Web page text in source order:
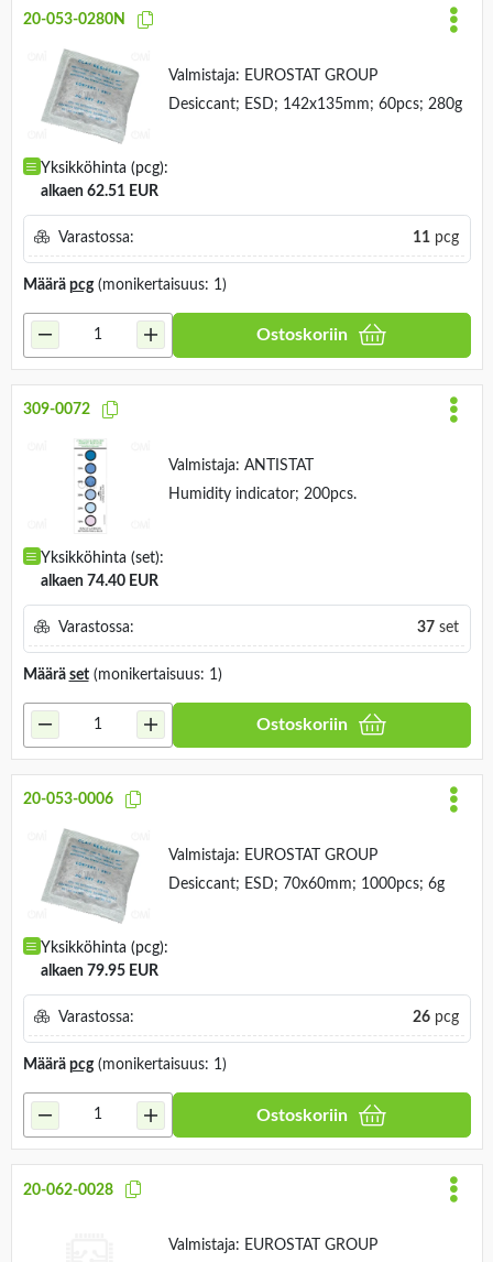
20-053-0280N
Valmistaja: EUROSTAT GROUP
Desiccant; ESD; 142x135mm; 60pcs; 280g
Yksikköhinta (pcg):
alkaen 62.51 EUR
Varastossa: 11pcg
Määrä pcg(monikertaisuus: 1)
Ostoskoriin
309-0072
Valmistaja: ANTISTAT
Humidity indicator; 200pcs.
Yksikköhinta (set):
alkaen 74.40 EUR
Varastossa: 37set
Määrä set(monikertaisuus: 1)
Ostoskoriin
20-053-0006
Valmistaja: EUROSTAT GROUP
Desiccant; ESD; 70x60mm; 1000pcs; 6g
Yksikköhinta (pcg):
alkaen 79.95 EUR
Varastossa: 26pcg
Määrä pcg(monikertaisuus: 1)
Ostoskoriin
20-062-0028
Valmistaja: EUROSTAT GROUP